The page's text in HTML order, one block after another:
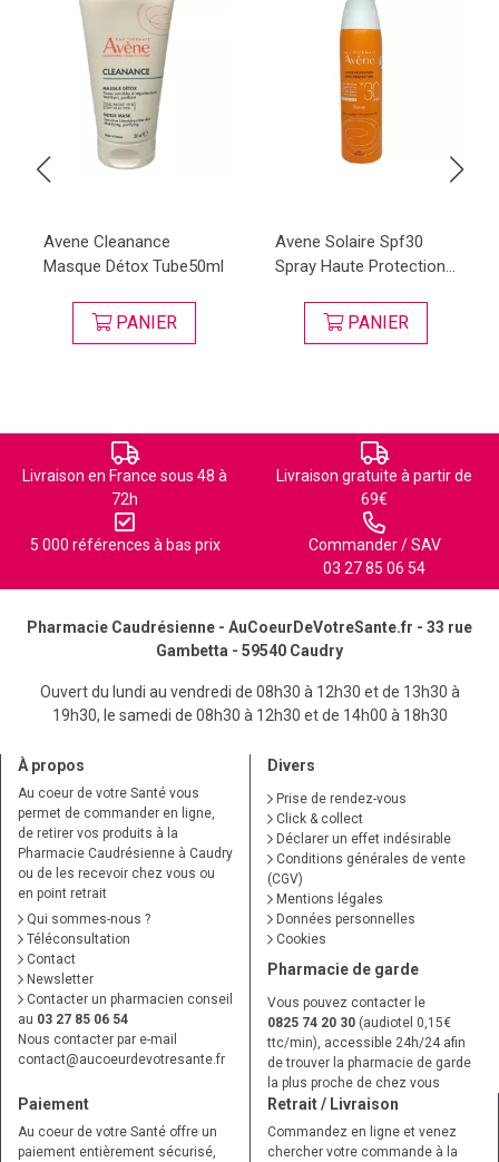
Avene Cleanance
Masque Détox Tube50ml
PANIER
Avene Solaire Spf30
Spray Haute Protection...
PANIER
Livraison en France sous 48 à
72h
Livraison gratuite à partir de
69€
5 000 références à bas prix
Commander / SAV
03 27 85 06 54
Pharmacie Caudrésienne - AuCoeurDeVotreSante.fr - 33 rue
Gambetta - 59540 Caudry
Ouvert du lundi au vendredi de 08h30 à 12h30 et de 13h30 à
19h30, le samedi de 08h30 à 12h30 et de 14h00 à 18h30
À propos
Au coeur de votre Santé vous
permet de commander en ligne,
de retirer vos produits à la
Pharmacie Caudrésienne à Caudry
ou de les recevoir chez vous ou
en point retrait
Qui sommes-nous ?
Téléconsultation
Contact
Newsletter
Contacter un pharmacien conseil
au 03 27 85 06 54
Nous contacter par e-mail
contact@aucoeurdevotresante.fr
Divers
Prise de rendez-vous
Click & collect
Déclarer un effet indésirable
Conditions générales de vente
(CGV)
Mentions légales
Données personnelles
Cookies
Pharmacie de garde
Vous pouvez contacter le
0825 74 20 30 (audiotel 0,15€
ttc/min), accessible 24h/24 afin
de trouver la pharmacie de garde
la plus proche de chez vous
Paiement
Au coeur de votre Santé offre un
paiement entièrement sécurisé,
Retrait / Livraison
Commandez en ligne et venez
chercher votre commande à la